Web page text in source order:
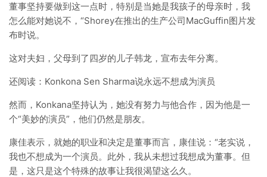
董事坚持要做到这一点时，特别是当她是我孩子的母亲时，我
怎么能对她说不，“Shorey在推出的生产公司MacGuffin图片发
布时说。
这对夫妇，父母到了四岁的儿子韩龙，宣布去年分离。
还阅读：Konkona Sen Sharma说永远不想成为演员
然而，Konkana坚持认为，她没有努力与他合作，因为他是一
个“美妙的演员”，他们仍然是朋友。
康佳表示，就她的职业和决定是董事而言，康佳说：“老实说，
我也不想成为一个演员。此外，我从未想过我想成为董事。但
是，这只是这个特殊的故事让我很渴望这么久。